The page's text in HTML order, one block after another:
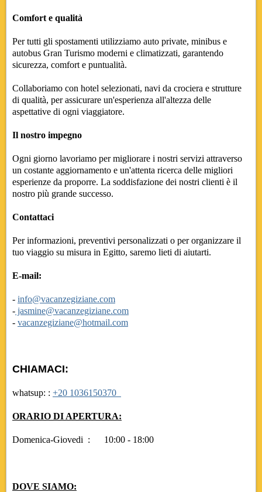
Comfort e qualità
Per tutti gli spostamenti utilizziamo auto private, minibus e
autobus Gran Turismo moderni e climatizzati, garantendo
sicurezza, comfort e puntualità.
Collaboriamo con hotel selezionati, navi da crociera e strutture
di qualità, per assicurare un'esperienza all'altezza delle
aspettative di ogni viaggiatore.
Il nostro impegno
Ogni giorno lavoriamo per migliorare i nostri servizi attraverso
un costante aggiornamento e un'attenta ricerca delle migliori
esperienze da proporre. La soddisfazione dei nostri clienti è il
nostro più grande successo.
Contattaci
Per informazioni, preventivi personalizzati o per organizzare il
tuo viaggio su misura in Egitto, saremo lieti di aiutarti.
E-mail:
- info@vacanzegiziane.com
- jasmine@vacanzegiziane.com
- vacanzegiziane@hotmail.com
CHIAMACI:
whatsup: : +20 1036150370
ORARIO DI APERTURA:
Domenica-Giovedi : 10:00 - 18:00
DOVE SIAMO: